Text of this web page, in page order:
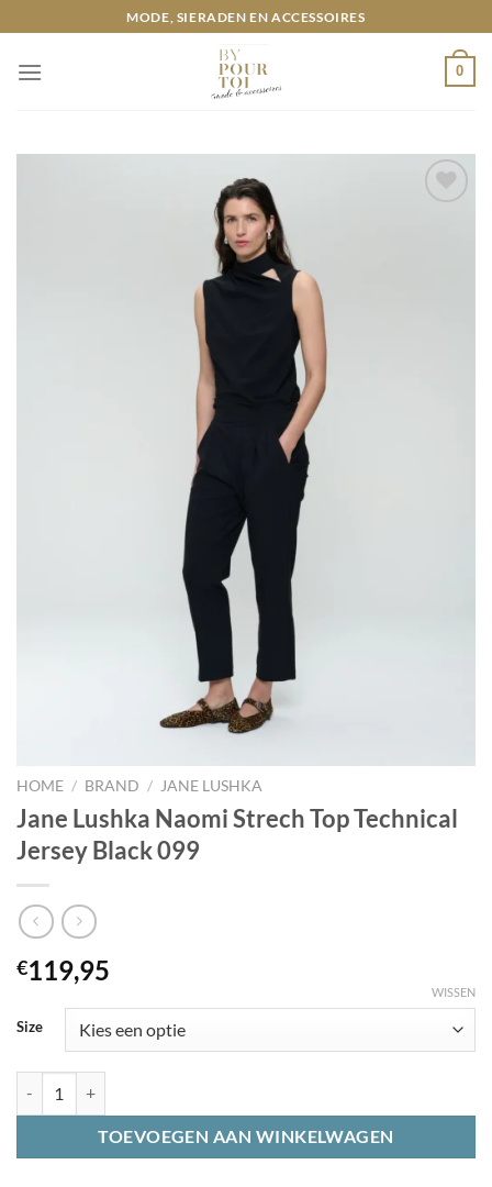
naar
inhoud
MODE, SIERADEN EN ACCESSOIRES
0
HOME / BRAND / JANE LUSHKA
Jane Lushka Naomi Strech Top Technical
Jersey Black 099
€119,95
Size
WISSEN
TOEVOEGEN AAN WINKELWAGEN